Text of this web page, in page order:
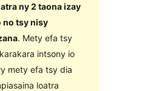
ny 2 taona izay
no tsy nisy
. Mety efa tsy
intsony io
mety efa tsy dia
loatra